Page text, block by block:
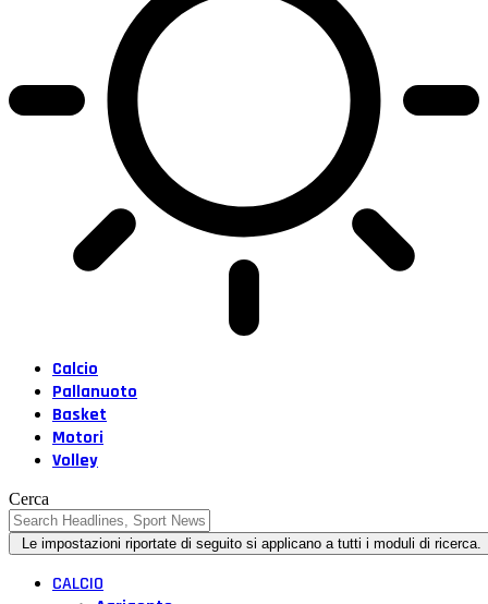
Calcio
Pallanuoto
Basket
Motori
Volley
Cerca
CALCIO